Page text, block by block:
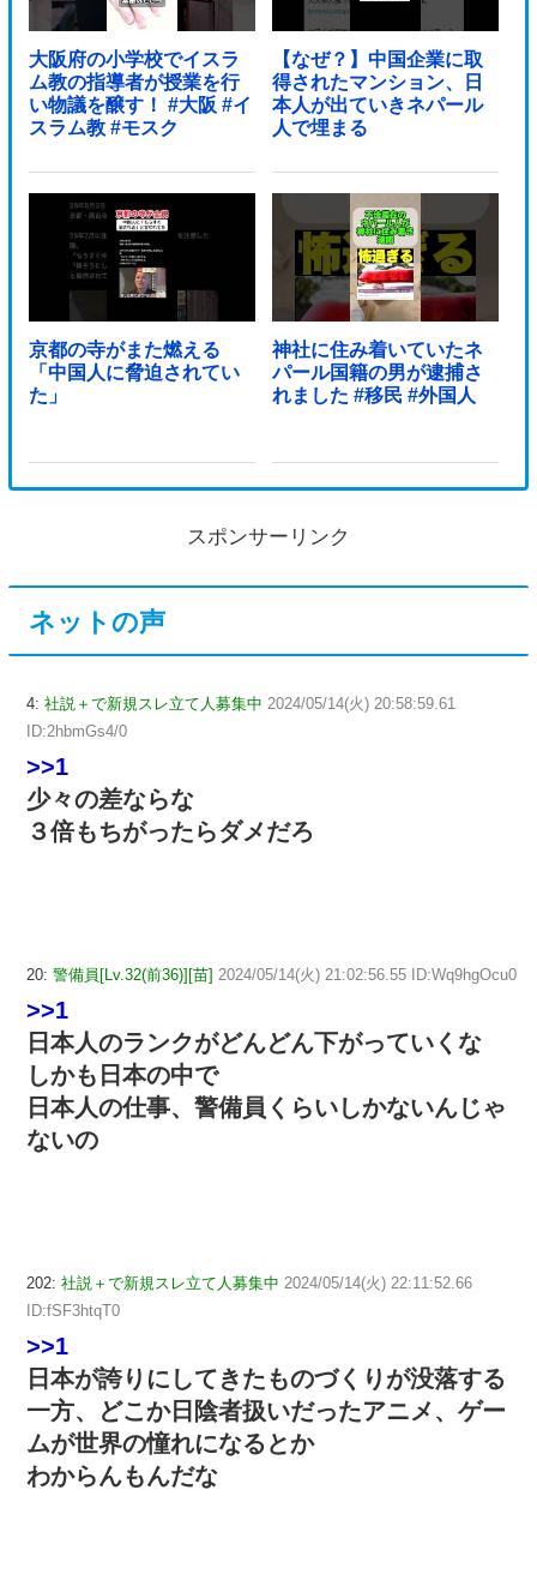
大阪府の小学校でイスラ
ム教の指導者が授業を行
い物議を醸す！ #大阪 #イ
スラム教 #モスク
【なぜ？】中国企業に取
得されたマンション、日
本人が出ていきネパール
人で埋まる
京都の寺がまた燃える
「中国人に脅迫されてい
た」
神社に住み着いていたネ
パール国籍の男が逮捕さ
れました #移民 #外国人
スポンサーリンク
ネットの声
4: 社説＋で新規スレ立て人募集中 2024/05/14(火) 20:58:59.61
ID:2hbmGs4/0
>>1
少々の差ならな
３倍もちがったらダメだろ
20: 警備員[Lv.32(前36)][苗] 2024/05/14(火) 21:02:56.55 ID:Wq9hgOcu0
>>1
日本人のランクがどんどん下がっていくな
しかも日本の中で
日本人の仕事、警備員くらいしかないんじゃ
ないの
202: 社説＋で新規スレ立て人募集中 2024/05/14(火) 22:11:52.66
ID:fSF3htqT0
>>1
日本が誇りにしてきたものづくりが没落する
一方、どこか日陰者扱いだったアニメ、ゲー
ムが世界の憧れになるとか
わからんもんだな